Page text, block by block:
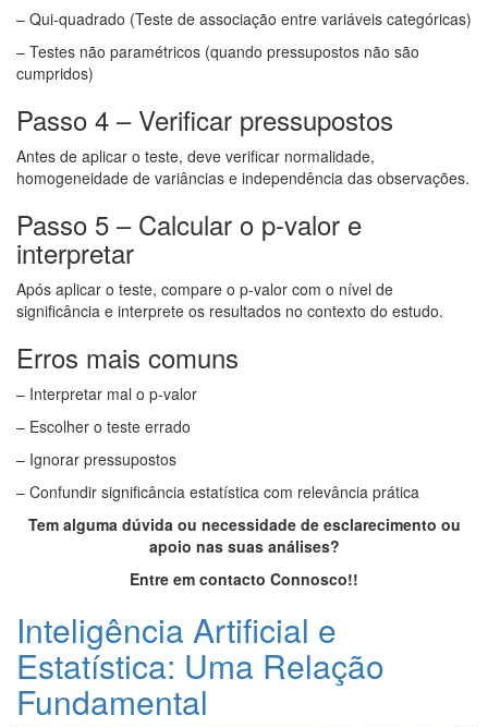
– Qui-quadrado (Teste de associação entre variáveis categóricas)
– Testes não paramétricos (quando pressupostos não são
cumpridos)
Passo 4 – Verificar pressupostos
Antes de aplicar o teste, deve verificar normalidade,
homogeneidade de variâncias e independência das observações.
Passo 5 – Calcular o p-valor e
interpretar
Após aplicar o teste, compare o p-valor com o nível de
significância e interprete os resultados no contexto do estudo.
Erros mais comuns
– Interpretar mal o p-valor
– Escolher o teste errado
– Ignorar pressupostos
– Confundir significância estatística com relevância prática
Tem alguma dúvida ou necessidade de esclarecimento ou
apoio nas suas análises?
Entre em contacto Connosco!!
Inteligência Artificial e
Estatística: Uma Relação
Fundamental